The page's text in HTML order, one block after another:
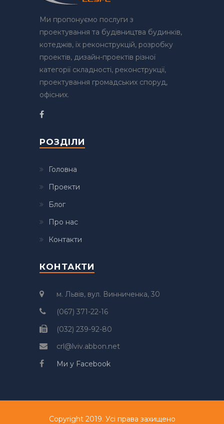
Ми пропонуємо послуги з
проектування та будівництва будинків,
котеджів, їх реконструкцій, розробку
проектів, дизайн-проектів різної
категорії складності, реконструкції,
проектування громадських споруд,
офісних.
РОЗДІЛИ
Головна
Проекти
Блог
Про нас
Контакти
КОНТАКТИ
м. Львів, вул. Винниченка, 30
(067) 371-22-16
(032) 239-92-80
crl@lviv.abbon.net
Ми у Facebook
Copyright 2019. Усі права захищено